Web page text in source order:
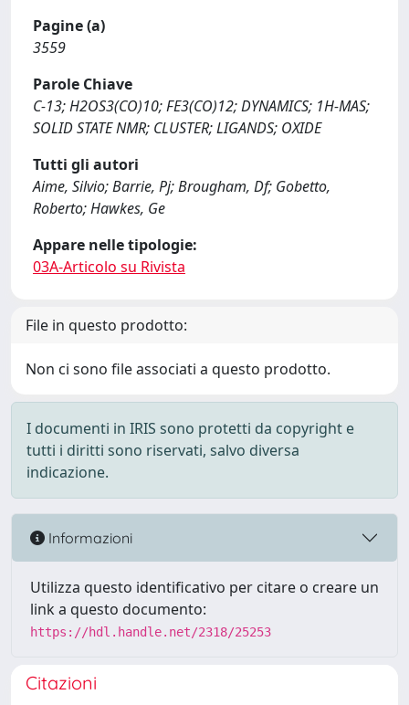
Pagine (a)
3559
Parole Chiave
C-13; H2OS3(CO)10; FE3(CO)12; DYNAMICS; 1H-MAS;
SOLID STATE NMR; CLUSTER; LIGANDS; OXIDE
Tutti gli autori
Aime, Silvio; Barrie, Pj; Brougham, Df; Gobetto,
Roberto; Hawkes, Ge
Appare nelle tipologie:
03A-Articolo su Rivista
File in questo prodotto:
Non ci sono file associati a questo prodotto.
I documenti in IRIS sono protetti da copyright e
tutti i diritti sono riservati, salvo diversa
indicazione.
Informazioni
Utilizza questo identificativo per citare o creare un
link a questo documento:
https://hdl.handle.net/2318/25253
Citazioni